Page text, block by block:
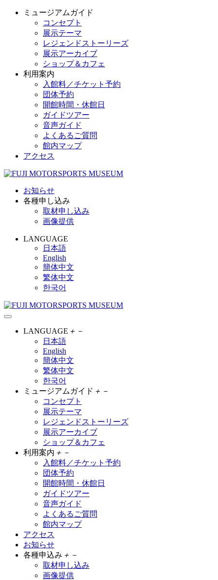
ミュージアムガイド
コンセプト
展示テーマ
レジェンドストーリーズ
展示アーカイブ
ショップ＆カフェ
利用案内
入館料／チケット予約
団体予約
開館時間・休館日
ガイドツアー
音声ガイド
よくあるご質問
館内マップ
アクセス
お知らせ
各種申し込み
取材申し込み
画像提供
LANGUAGE
日本語
English
簡体中文
繁体中文
한국어
LANGUAGE ＋ －
日本語
English
簡体中文
繁体中文
한국어
ミュージアムガイド ＋ －
コンセプト
展示テーマ
レジェンドストーリーズ
展示アーカイブ
ショップ＆カフェ
利用案内 ＋ －
入館料／チケット予約
団体予約
開館時間・休館日
ガイドツアー
音声ガイド
よくあるご質問
館内マップ
アクセス
お知らせ
各種申込み ＋ －
取材申し込み
画像提供